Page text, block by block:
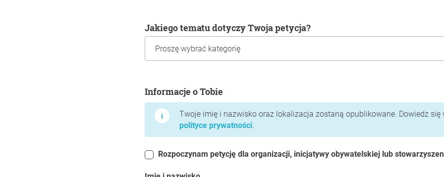
Jakiego tematu dotyczy Twoja petycja?
Informacje o Tobie
Twoje imię i nazwisko oraz lokalizacja zostaną opublikowane. Dowiedz się
polityce prywatności.
Rozpoczynam petycję dla organizacji, inicjatywy obywatelskiej lub